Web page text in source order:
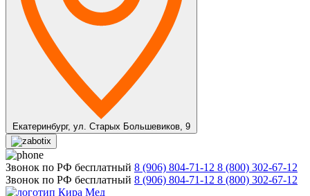
Екатеринбург, ул. Старых Большевиков, 9
Звонок по РФ бесплатный 8 (906) 804-71-12 8 (800) 302-67-12
Звонок по РФ бесплатный 8 (906) 804-71-12 8 (800) 302-67-12